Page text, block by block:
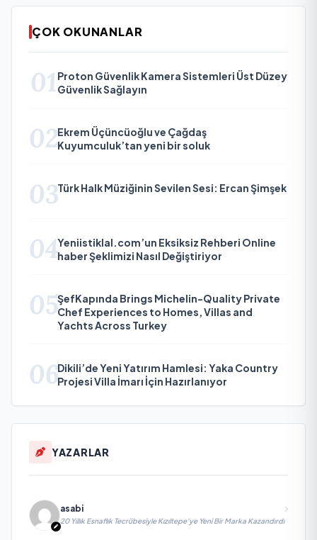
ÇOK OKUNANLAR
01 Proton Güvenlik Kamera Sistemleri Üst Düzey
Güvenlik Sağlayın
02Ekrem Üçüncüoğlu ve Çağdaş
Kuyumculuk’tan yeni bir soluk
03Türk Halk Müziğinin Sevilen Sesi: Ercan Şimşek
04Yeniistiklal.com’un Eksiksiz Rehberi Online
haber Şeklimizi Nasıl Değiştiriyor
05ŞefKapında Brings Michelin-Quality Private
Chef Experiences to Homes, Villas and
Yachts Across Turkey
06Dikili’de Yeni Yatırım Hamlesi: Yaka Country
Projesi Villa İmarı İçin Hazırlanıyor
YAZARLAR
asabi
20 Yıllık Esnaflık Tecrübesiyle Kızıltepe'ye Yeni Bir Marka Kazandırdı